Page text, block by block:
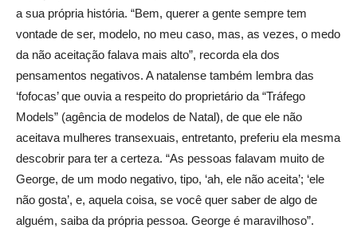
a sua própria história. “Bem, querer a gente sempre tem
vontade de ser, modelo, no meu caso, mas, as vezes, o medo
da não aceitação falava mais alto”, recorda ela dos
pensamentos negativos. A natalense também lembra das
‘fofocas’ que ouvia a respeito do proprietário da “Tráfego
Models” (agência de modelos de Natal), de que ele não
aceitava mulheres transexuais, entretanto, preferiu ela mesma
descobrir para ter a certeza. “As pessoas falavam muito de
George, de um modo negativo, tipo, ‘ah, ele não aceita’; ‘ele
não gosta’, e, aquela coisa, se você quer saber de algo de
alguém, saiba da própria pessoa. George é maravilhoso”.